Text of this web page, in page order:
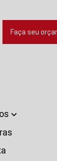
Faça seu